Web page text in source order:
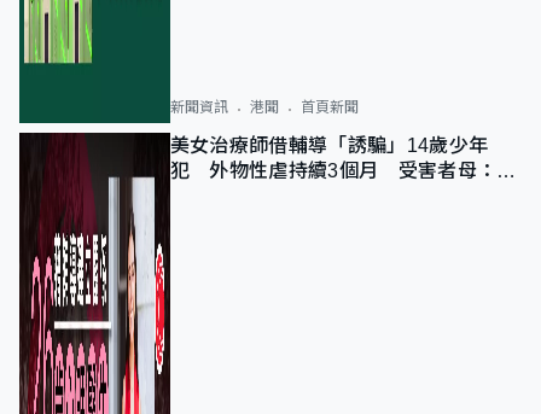
新聞資訊 港聞 首頁新聞
美女治療師借輔導「誘騙」14歲少年
犯 外物性虐持續3個月 受害者母：要